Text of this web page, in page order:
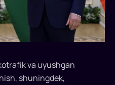
va uyushgan
shuningdek,